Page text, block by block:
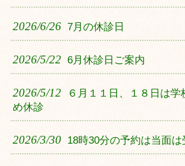
2026/6/26 7月の休診日
2026/5/22 6月休診日ご案内
2026/5/12
６月１１日、１８日は学
め休診
2026/3/30 18時30分の予約は当面